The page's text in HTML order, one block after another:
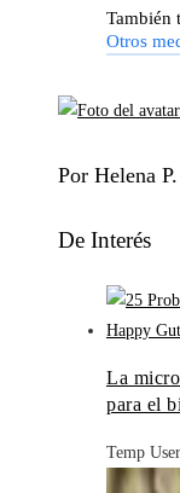
También
Otros
Por Helena
De Interés
La
para el
Temp User